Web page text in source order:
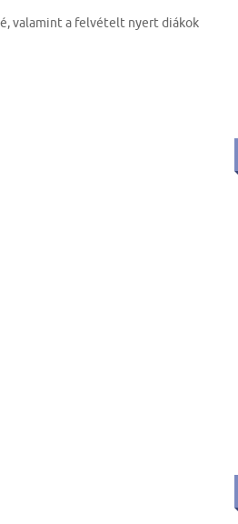
valamint a felvételt nyert diákok